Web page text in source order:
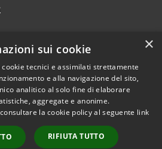
Copyright © 2026 • Comune di
Municipium•
Accesso
×
sui cookie
tecnici e assimilati strettamente
e alla navigazione del sito,
analitico al solo fine di elaborare
aggregate e anonime.
la cookie policy al seguente link
RIFIUTA TUTTO